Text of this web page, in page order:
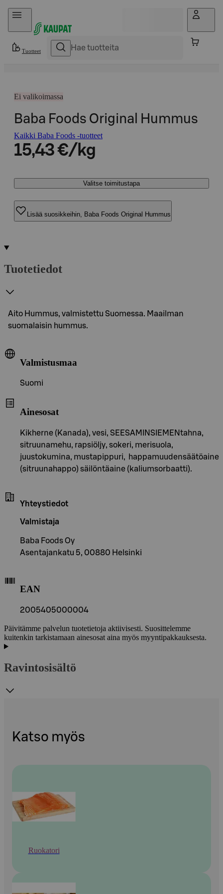
Hyppää sisältöön
Tuotteet
Ei valikoimassa
Baba Foods Original Hummus
Kaikki Baba Foods -tuotteet
15,43 €/kg
Valitse toimitustapa
Lisää suosikkeihin, Baba Foods Original Hummus
Tuotetiedot
Aito Hummus, valmistettu Suomessa. Maailman
suomalaisin hummus.
Valmistusmaa
Suomi
Ainesosat
Kikherne (Kanada), vesi, SEESAMINSIEMENtahna,
sitruunamehu, rapsiöljy, sokeri, merisuola,
juustokumina, mustapippuri, happamuudensäätöaine
(sitruunahappo) säilöntäaine (kaliumsorbaatti).
Yhteystiedot
Valmistaja
Baba Foods Oy
Asentajankatu 5, 00880 Helsinki
EAN
2005405000004
Päivitämme palvelun tuotetietoja aktiivisesti. Suosittelemme
kuitenkin tarkistamaan ainesosat aina myös myyntipakkauksesta.
Ravintosisältö
Katso myös
Ruokatori